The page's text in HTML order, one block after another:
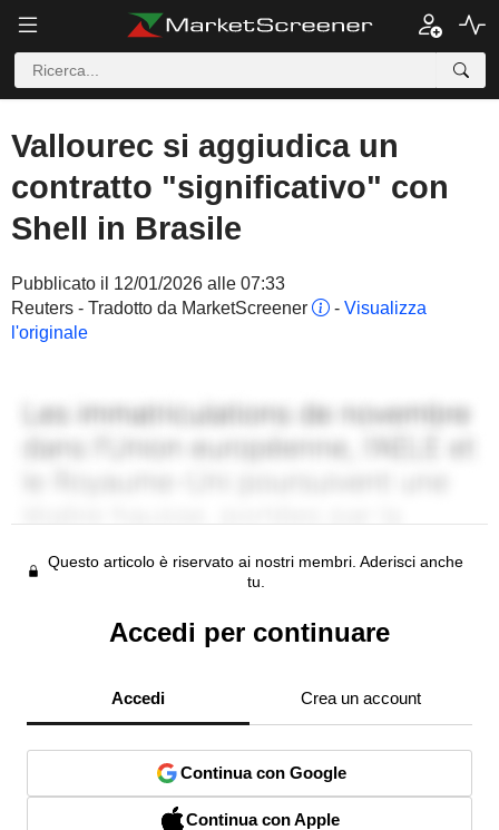
Vallourec si aggiudica un
contratto "significativo" con
Shell in Brasile
Pubblicato il 12/01/2026 alle 07:33
Reuters - Tradotto da MarketScreener
- Visualizza
l'originale
Questo articolo è riservato ai nostri membri. Aderisci anche
tu.
Accedi per continuare
Accedi Crea un account
Continua con Google
Continua con Apple